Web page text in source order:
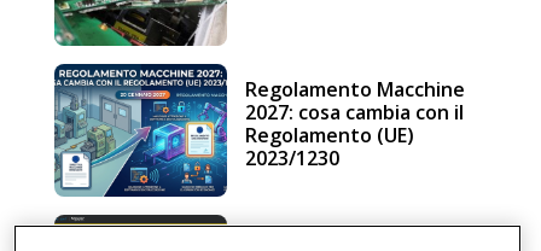
Regolamento Macchine
2027: cosa cambia con il
Regolamento (UE)
2023/1230